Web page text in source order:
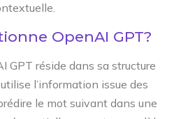
OpenAI GPT?
GPT réside dans sa structure
l’information issue des
le mot suivant dans une